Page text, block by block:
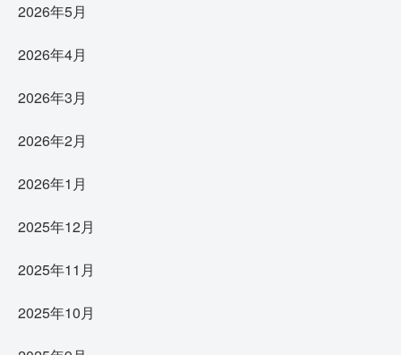
2026年5月
2026年4月
2026年3月
2026年2月
2026年1月
2025年12月
2025年11月
2025年10月